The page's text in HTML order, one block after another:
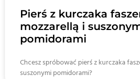
Pierś z kurczaka
mozzarellą i
pomidorami
Chcesz spróbować pierś z kurczaka
suszonymi pomidorami?